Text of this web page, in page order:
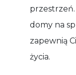
domy na
zapewnią
życia.